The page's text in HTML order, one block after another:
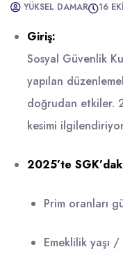
YÜKSEL DAMAR 16
Giriş:
Sosyal Güvenlik
yapılan
doğrudan etkiler.
kesimi
2025’te
Prim oranları
Emeklilik yaşı /